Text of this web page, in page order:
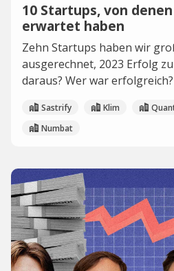
10 Startups, von
erwartet haben
Zehn Startups haben wir
ausgerechnet, 2023 Erfolg
daraus? Wer war erfolgreich?
Sastrify Klim
Numbat